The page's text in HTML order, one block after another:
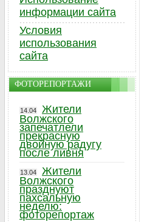
информации сайта
Условия
использования
сайта
ФОТОРЕПОРТАЖИ
14.04
Жители
Волжского
запечатлели
прекрасную
двойную радугу
после ливня
13.04
Жители
Волжского
празднуют
пахсальную
неделю:
фоторепортаж